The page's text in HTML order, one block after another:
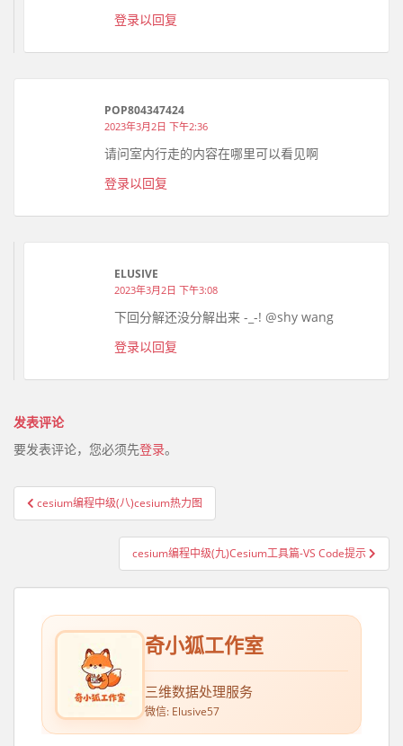
登录以回复
POP804347424
2023年3月2日 下午2:36
请问室内行走的内容在哪里可以看见啊
登录以回复
ELUSIVE
2023年3月2日 下午3:08
下回分解还没分解出来 -_-! @shy wang
登录以回复
发表评论
要发表评论，您必须先登录。
文章导航
cesium编程中级(八)cesium热力图
cesium编程中级(九)Cesium工具篇-VS Code提示
奇小狐工作室
三维数据处理服务
微信: Elusive57